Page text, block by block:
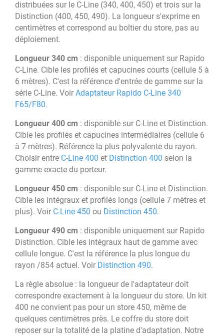
distribuées sur le C-Line (340, 400, 450) et trois sur la
Distinction (400, 450, 490). La longueur s'exprime en
centimètres et correspond au boîtier du store, pas au
déploiement.
Longueur 340 cm : disponible uniquement sur Rapido
C-Line. Cible les profilés et capucines courts (cellule 5 à
6 mètres). C'est la référence d'entrée de gamme sur la
série C-Line. Voir Adaptateur Rapido C-Line 340
F65/F80.
Longueur 400 cm : disponible sur C-Line et Distinction.
Cible les profilés et capucines intermédiaires (cellule 6
à 7 mètres). Référence la plus polyvalente du rayon.
Choisir entre C-Line 400 et Distinction 400 selon la
gamme exacte du porteur.
Longueur 450 cm : disponible sur C-Line et Distinction.
Cible les intégraux et profilés longs (cellule 7 mètres et
plus). Voir C-Line 450 ou Distinction 450.
Longueur 490 cm : disponible uniquement sur Rapido
Distinction. Cible les intégraux haut de gamme avec
cellule longue. C'est la référence la plus longue du
rayon /854 actuel. Voir Distinction 490.
La règle absolue : la longueur de l'adaptateur doit
correspondre exactement à la longueur du store. Un kit
400 ne convient pas pour un store 450, même de
quelques centimètres près. Le coffre du store doit
reposer sur la totalité de la platine d'adaptation. Notre